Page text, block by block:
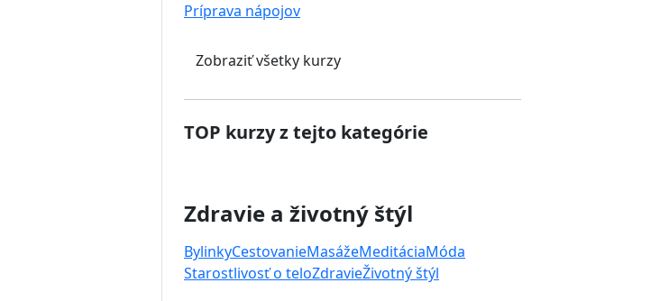
Príprava nápojov
Zobraziť všetky kurzy
TOP kurzy z tejto kategórie
Zdravie a životný štýl
BylinkyCestovanieMasážeMeditáciaMóda
Starostlivosť o teloZdravieŽivotný štýl